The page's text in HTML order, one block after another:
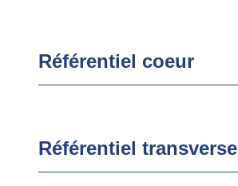
Référentiel coeur
Référentiel transverse